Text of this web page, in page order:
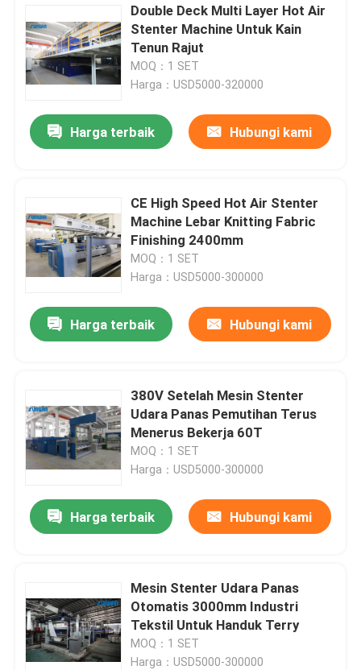
Double Deck Multi Layer Hot Air
Stenter Machine Untuk Kain
Tenun Rajut
MOQ：1 SET
Harga：USD5000-320000
Harga terbaik Hubungi kami
CE High Speed ​​Hot Air Stenter
Machine Lebar Knitting Fabric
Finishing 2400mm
MOQ：1 SET
Harga：USD5000-300000
Harga terbaik Hubungi kami
380V Setelah Mesin Stenter
Udara Panas Pemutihan Terus
Menerus Bekerja 60T
MOQ：1 SET
Harga：USD5000-300000
Harga terbaik Hubungi kami
Mesin Stenter Udara Panas
Otomatis 3000mm Industri
Tekstil Untuk Handuk Terry
MOQ：1 SET
Harga：USD5000-300000